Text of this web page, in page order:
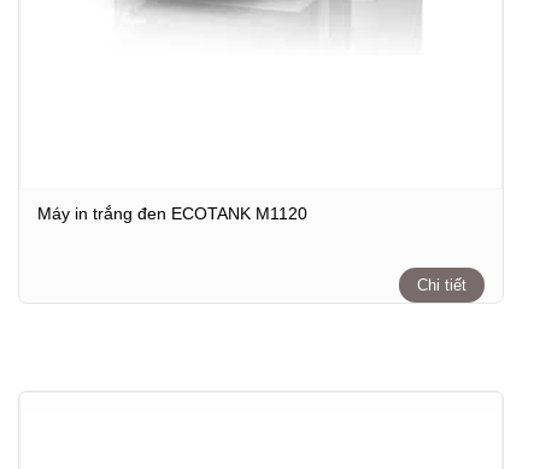
Máy in trắng đen ECOTANK M1120
Chi tiết